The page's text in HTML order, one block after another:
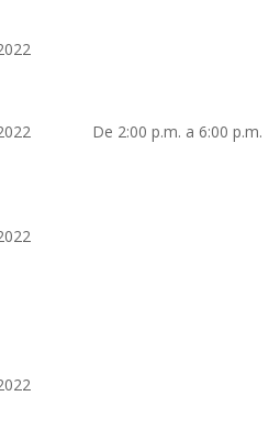
De 2:00 p.m. a 6:00 p.m.